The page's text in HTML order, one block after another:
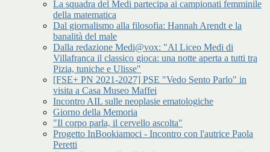
La squadra del Medi partecipa ai campionati femminile
della matematica
Dal giornalismo alla filosofia: Hannah Arendt e la
banalità del male
Dalla redazione Medi@vox: "Al Liceo Medi di
Villafranca il classico gioca: una notte aperta a tutti tra
Pizia, tuniche e Ulisse"
[FSE+ PN 2021-2027] PSE "Vedo Sento Parlo" in
visita a Casa Museo Maffei
Incontro AIL sulle neoplasie ematologiche
Giorno della Memoria
"Il corpo parla, il cervello ascolta"
Progetto InBookiamoci - Incontro con l'autrice Paola
Peretti